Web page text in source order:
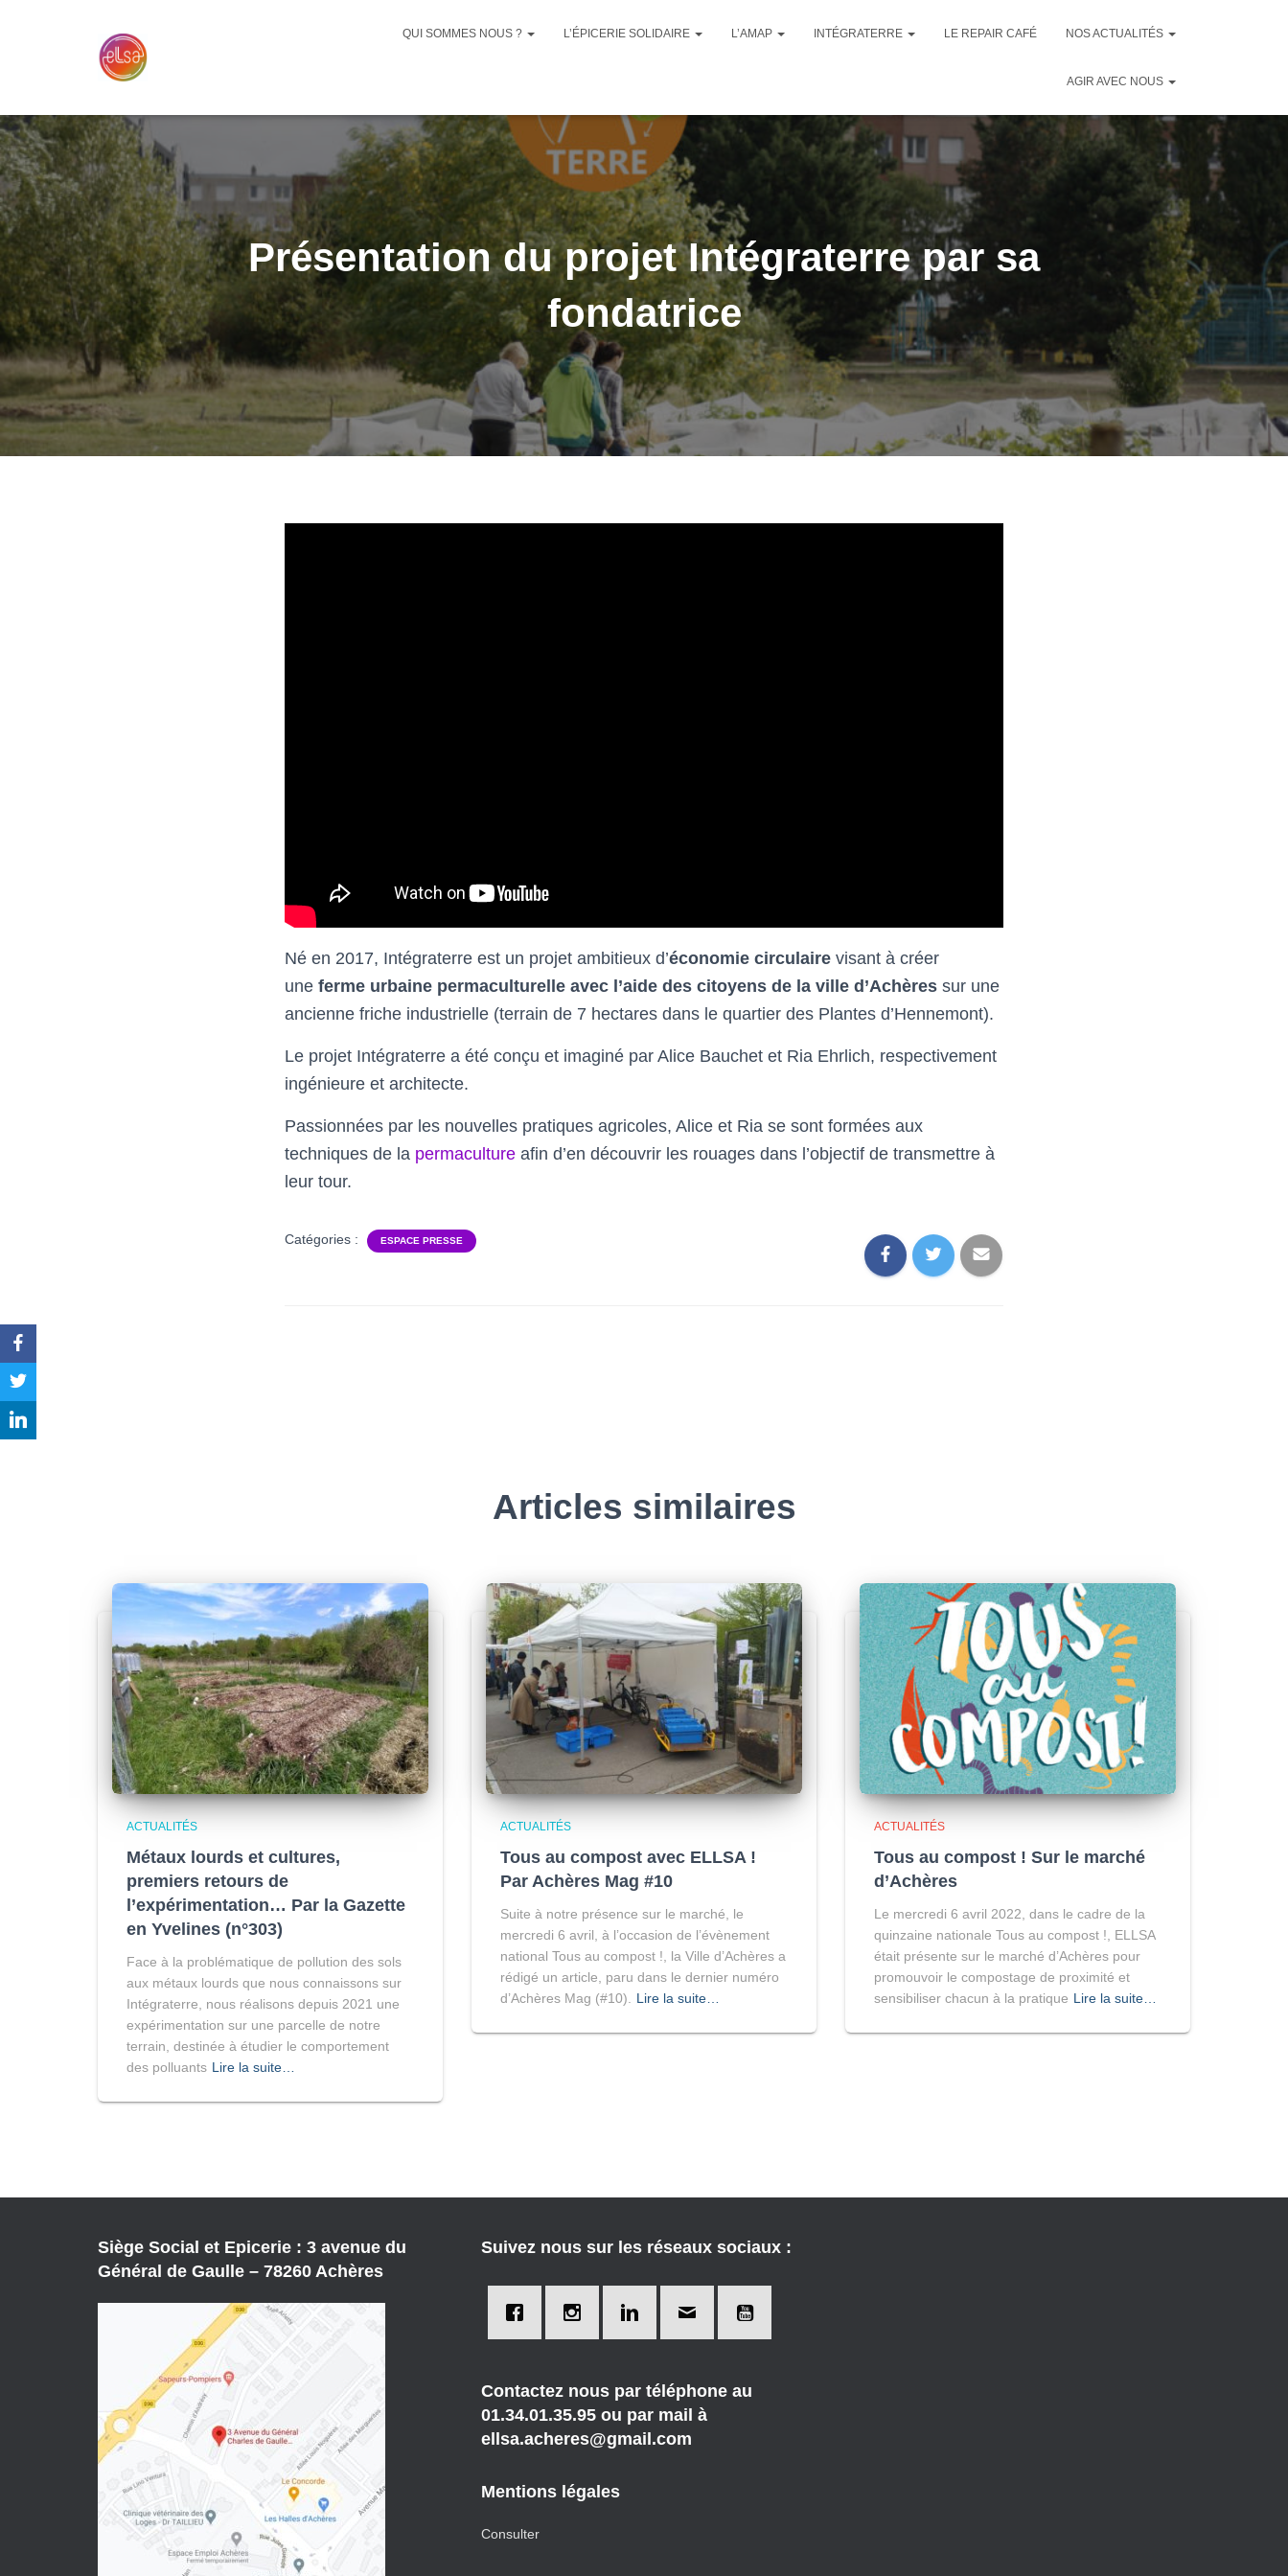
QUI SOMMES NOUS ? L’ÉPICERIE SOLIDAIRE L’AMAP INTÉGRATERRE LE REPAIR CAFÉ NOS ACTUALITÉS
AGIR AVEC NOUS
Présentation du projet Intégraterre par sa
fondatrice
Né en 2017, Intégraterre est un projet ambitieux d’économie circulaire visant à créer
une ferme urbaine permaculturelle avec l’aide des citoyens de la ville d’Achères sur une
ancienne friche industrielle (terrain de 7 hectares dans le quartier des Plantes d’Hennemont).
Le projet Intégraterre a été conçu et imaginé par Alice Bauchet et Ria Ehrlich, respectivement
ingénieure et architecte.
Passionnées par les nouvelles pratiques agricoles, Alice et Ria se sont formées aux
techniques de la permaculture afin d’en découvrir les rouages dans l’objectif de transmettre à
leur tour.
Catégories : ESPACE PRESSE
Articles similaires
ACTUALITÉS
Métaux lourds et cultures,
premiers retours de
l’expérimentation… Par la Gazette
en Yvelines (n°303)
Face à la problématique de pollution des sols
aux métaux lourds que nous connaissons sur
Intégraterre, nous réalisons depuis 2021 une
expérimentation sur une parcelle de notre
terrain, destinée à étudier le comportement
des polluants Lire la suite…
ACTUALITÉS
Tous au compost avec ELLSA !
Par Achères Mag #10
Suite à notre présence sur le marché, le
mercredi 6 avril, à l’occasion de l’évènement
national Tous au compost !, la Ville d’Achères a
rédigé un article, paru dans le dernier numéro
d’Achères Mag (#10).
Lire la suite…
ACTUALITÉS
Tous au compost ! Sur le marché
d’Achères
Le mercredi 6 avril 2022, dans le cadre de la
quinzaine nationale Tous au compost !, ELLSA
était présente sur le marché d’Achères pour
promouvoir le compostage de proximité et
sensibiliser chacun à la pratique Lire la suite…
Siège Social et Epicerie : 3 avenue du
Général de Gaulle – 78260 Achères
Suivez nous sur les réseaux sociaux :
Contactez nous par téléphone au
01.34.01.35.95 ou par mail à
ellsa.acheres@gmail.com
Mentions légales
Consulter